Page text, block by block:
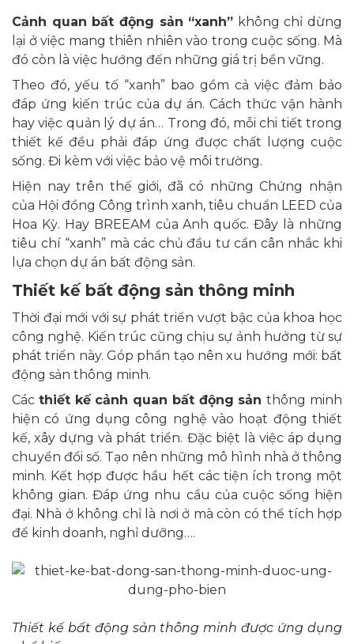
Cảnh quan bất động sản “xanh” không chỉ dừng
lại ở việc mang thiên nhiên vào trong cuộc sống. Mà
đó còn là việc hướng đến những giá trị bền vững.
Theo đó, yếu tố “xanh” bao gồm cả việc đảm bảo
đáp ứng kiến trúc của dự án. Cách thức vận hành
hay việc quản lý dự án… Trong đó, mỗi chi tiết trong
thiết kế đều phải đáp ứng được chất lượng cuộc
sống. Đi kèm với việc bảo vệ môi trường.
Hiện nay trên thế giới, đã có những Chứng nhận
của Hội đồng Công trình xanh, tiêu chuẩn LEED của
Hoa Kỳ. Hay BREEAM của Anh quốc. Đây là những
tiêu chí “xanh” mà các chủ đầu tư cần cân nhắc khi
lựa chọn dự án bất động sản.
Thiết kế bất động sản thông minh
Thời đại mới với sự phát triển vượt bậc của khoa học
công nghệ. Kiến trúc cũng chịu sự ảnh hưởng từ sự
phát triển này. Góp phần tạo nên xu hướng mới: bất
động sản thông minh.
Các thiết kế cảnh quan bất động sảnthông minh
hiện có ứng dụng công nghệ vào hoạt động thiết
kế, xây dựng và phát triển. Đặc biệt là việc áp dụng
chuyển đổi số. Tạo nên những mô hình nhà ở thông
minh. Kết hợp được hầu hết các tiện ích trong một
không gian. Đáp ứng nhu cầu của cuộc sống hiện
đại. Nhà ở không chỉ là nơi ở mà còn có thể tích hợp
để kinh doanh, nghỉ dưỡng….
Thiết kế bất động sản thông minh được ứng dụng